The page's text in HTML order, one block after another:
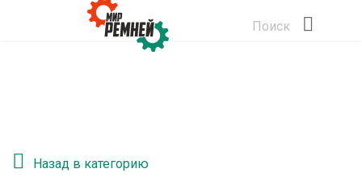
Поиск
Назад в категорию